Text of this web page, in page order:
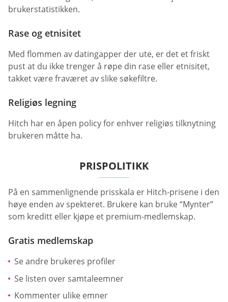
brukerstatistikken.
Rase og etnisitet
Med flommen av datingapper der ute, er det et friskt
pust at du ikke trenger å røpe din rase eller etnisitet,
takket være fraværet av slike søkefiltre.
Religiøs legning
Hitch har en åpen policy for enhver religiøs tilknytning
brukeren måtte ha.
PRISPOLITIKK
På en sammenlignende prisskala er Hitch-prisene i den
høye enden av spekteret. Brukere kan bruke “Mynter”
som kreditt eller kjøpe et premium-medlemskap.
Gratis medlemskap
Se andre brukeres profiler
Se listen over samtaleemner
Kommenter ulike emner